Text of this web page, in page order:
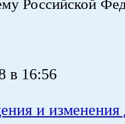
Российской
в 16:56
и